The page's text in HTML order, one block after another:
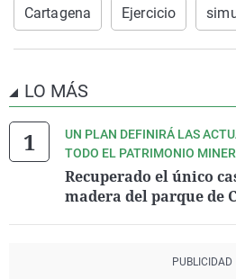
Cartagena Ejercicio
LO MÁS
UN PLAN DEFINIRÁ LAS
TODO EL PATRIMONIO
CARTAGENA Y LA UNIÓN
Recuperado el único
madera del parque de